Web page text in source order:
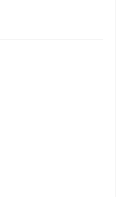
Дипломатически опит